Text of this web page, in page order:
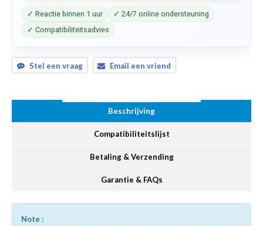
✓ Reactie binnen 1 uur
✓ 24/7 online ondersteuning
✓ Compatibiliteitsadvies
Stel een vraag Email een vriend
Beschrijving
Compatibiliteitslijst
Betaling & Verzending
Garantie & FAQs
Note :